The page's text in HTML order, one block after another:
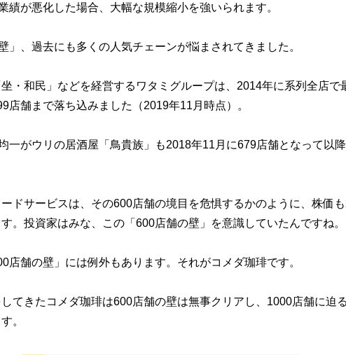
績が悪化した場合、大幅な規模縮小を強いられます。
、過去にも多くの人気チェーンが悩まされてきました。
・和民」などを経営するワタミグループは、2014年に系列全店で
店舗まで落ち込みました（2019年11月時点）。
一がウリの居酒屋「鳥貴族」も2018年11月に679店舗となって以
ドサービスは、その600店舗の境目を危惧するかのように、株価
。投資家はみな、この「600店舗の壁」を意識していたんですね。
舗の壁」には例外もあります。それがコメダ珈琲です。
てきたコメダ珈琲は600店舗の壁は無事クリアし、1000店舗に迫
。